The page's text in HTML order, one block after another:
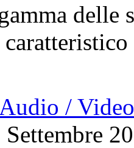
delle
Audio / Video